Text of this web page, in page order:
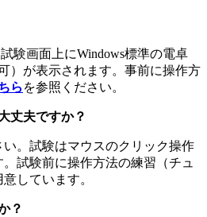
験画面上にWindows標準の電卓
）が表示されます。事前に操作方
ら を参照ください。
丈夫ですか？
。試験はマウスのクリック操作
試験前に操作方法の練習（チュ
しています。
？